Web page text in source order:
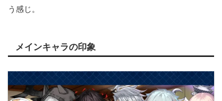
う感じ。
メインキャラの印象